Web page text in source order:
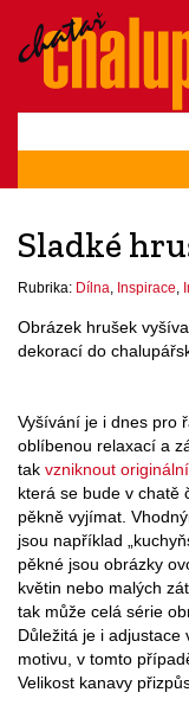
Sladké
Rubrika: Dílna Inspirace
Obrázek hrušek
dekorací do
Vyšívání je i dnes pro
oblíbenou relaxací a
tak vzniknout
která se bude v chatě
pěkně vyjímat.
jsou například
pěkné jsou obrázky
květin nebo malých
tak může celá série
Důležitá je i adjustace
motivu, v tomto
Velikost kanavy